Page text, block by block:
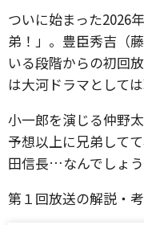
ついに始まった2026
弟！」。豊臣秀吉（
いる段階からの初回
は大河ドラマとしては
小一郎を演じる仲野
予想以上に兄弟して
田信長…なんでしょう
第１回放送の解説・